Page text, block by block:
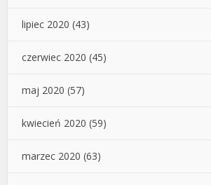
lipiec 2020 (43)
czerwiec 2020 (45)
maj 2020 (57)
kwiecień 2020 (59)
marzec 2020 (63)